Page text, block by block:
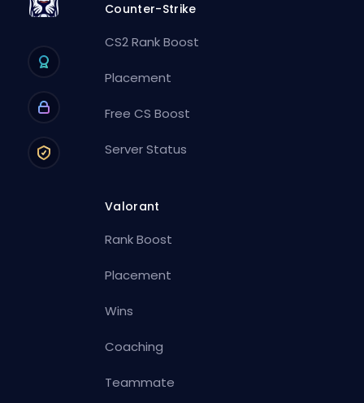
Counter-Strike
CS2 Rank Boost
Placement
Free CS Boost
Server Status
Valorant
Rank Boost
Placement
Wins
Coaching
Teammate